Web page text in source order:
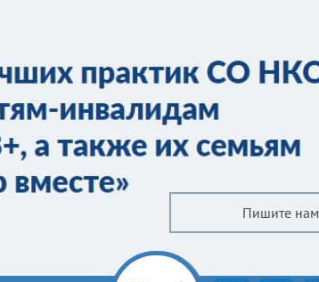
Пишите нам